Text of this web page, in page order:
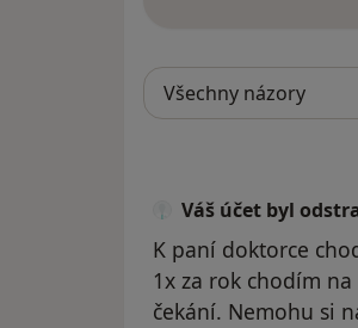
Váš účet byl
K paní doktorce
1x za rok chodím
čekání. Nemohu si